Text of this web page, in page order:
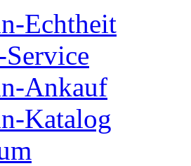
Bernstein Laden in Nürnberg
Echtheit
Ankauf
Katalog